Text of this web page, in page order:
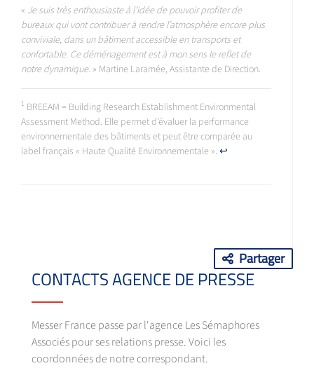
CONTACTS AGENCE DE PRESSE
Messer France passe par l'agence Les Sémaphores
Associés pour ses relations presse. Voici les
coordonnées de notre correspondant.
« Je suis très enthousiaste à l’idée de pouvoir profiter de
bureaux qui vont contribuer à rendre l’atmosphère encore plus
conviviale, dans un bâtiment accessible en transports et
confortable. Ce déménagement est à mon sens le reflet de
notre dynamique. » Martine Laramée, Assistante de Direction.
1 BREEAM = Building Research Establishment Environmental
Assessment Method. Elle permet d’évaluer la performance
environnementale des bâtiments et peut être comparée au
label français « Haute Qualité Environnementale ». ↩
Partager